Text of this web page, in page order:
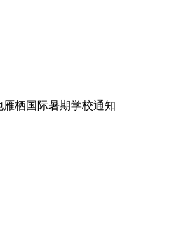
栖国际暑期学校通知